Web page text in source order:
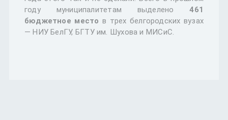
году муниципалитетам выделено461
бюджетное место в трех белгородских вузах
— НИУ БелГУ, БГТУ им. Шухова и МИСиС.